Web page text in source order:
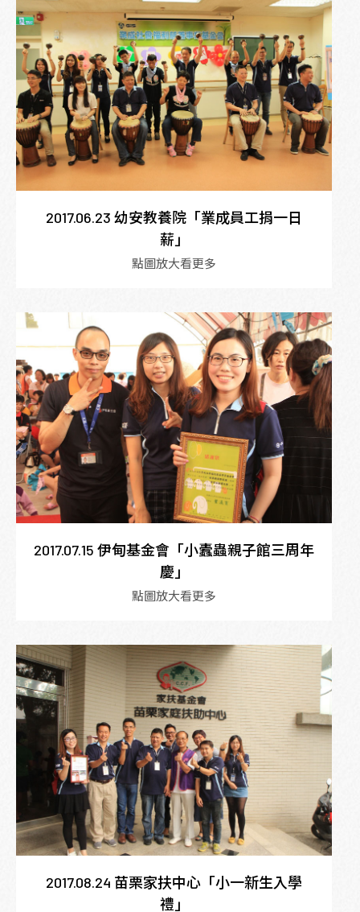
2017.06.23 幼安教養院「業成員工捐一日
薪」
點圖放大看更多
2017.07.15 伊甸基金會「小蠹蟲親子館三周年
慶」
點圖放大看更多
2017.08.24 苗栗家扶中心「小一新生入學
禮」